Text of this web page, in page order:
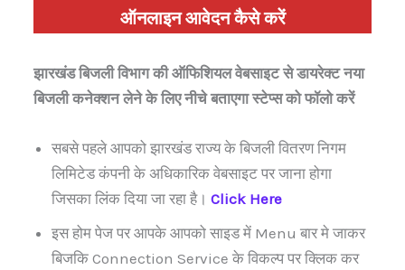
ऑनलाइन आवेदन कैसे करें
झारखंड बिजली विभाग की ऑफिशियल वेबसाइट से डायरेक्ट नया
बिजली कनेक्शन लेने के लिए नीचे बताएगा स्टेप्स को फॉलो करें
सबसे पहले आपको झारखंड राज्य के बिजली वितरण निगम
लिमिटेड कंपनी के अधिकारिक वेबसाइट पर जाना होगा
जिसका लिंक दिया जा रहा है। Click Here
इस होम पेज पर आपके आपको साइड में Menu बार मे जाकर
बिजकि Connection Service के विकल्प पर क्लिक कर